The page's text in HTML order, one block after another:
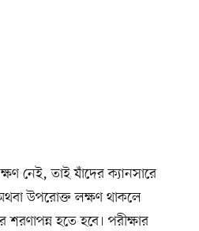
নেই, তাই যাঁদের ক্যানসারে
উপরোক্ত লক্ষণ থাকলে
হতে হবে। পরীক্ষার